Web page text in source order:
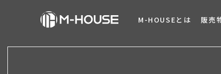
M-HOUSEとは 販売